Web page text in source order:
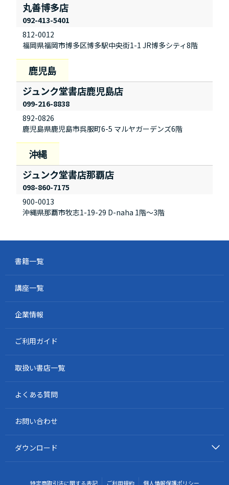
丸善博多店
812-0012
福岡県福岡市博多区博多駅中央街1-1 JR博多シティ8階
092-413-5401
ジュンク堂書店鹿児島店
892-0826
鹿児島県鹿児島市呉服町6-5 マルヤガーデンズ6階
099-216-8838
ジュンク堂書店那覇店
900-0013
沖縄県那覇市牧志1-19-29 D-naha 1階～3階
098-860-7175
書籍一覧
講座一覧
企業情報
ご利用ガイド
取扱い書店一覧
よくある質問
お問い合わせ
ダウンロード
特定商取引法に関する表記 ご利用規約 個人情報保護ポリシー